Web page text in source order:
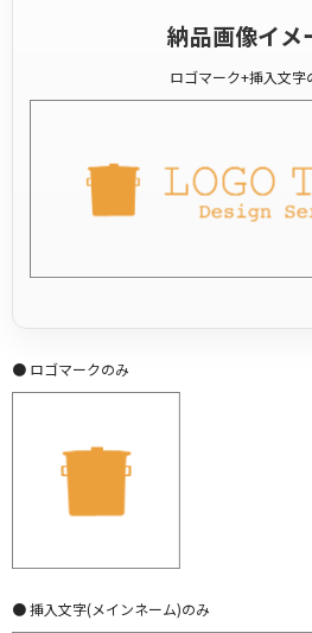
納品画像イメ
ロゴマーク+挿入文字
● ロゴマークのみ
● 挿入文字(メインネーム)のみ